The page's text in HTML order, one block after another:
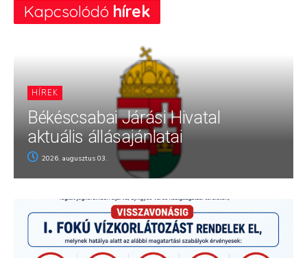
Kapcsolódó hírek
HÍREK
Békéscsabai Járási Hivatal
aktuális állásajánlatai
2026. augusztus 03.